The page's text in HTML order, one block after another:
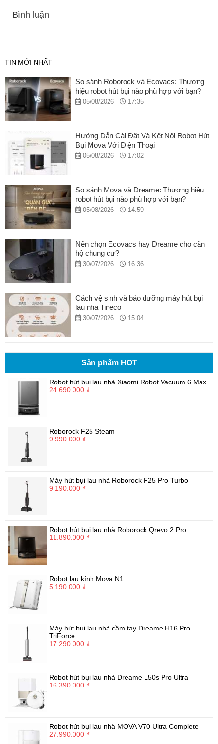
Bình luận
TIN MỚI NHẤT
So sánh Roborock và Ecovacs: Thương
hiệu robot hút bụi nào phù hợp với bạn?
05/08/2026 17:35
Hướng Dẫn Cài Đặt Và Kết Nối Robot Hút
Bụi Mova Với Điện Thoại
05/08/2026 17:02
So sánh Mova và Dreame: Thương hiệu
robot hút bụi nào phù hợp với bạn?
05/08/2026 14:59
Nên chọn Ecovacs hay Dreame cho căn
hộ chung cư?
30/07/2026 16:36
Cách vệ sinh và bảo dưỡng máy hút bụi
lau nhà Tineco
30/07/2026 15:04
Sản phẩm HOT
Robot hút bụi lau nhà Xiaomi Robot Vacuum 6 Max
24.690.000 ₫
Roborock F25 Steam
9.990.000 ₫
Máy hút bụi lau nhà Roborock F25 Pro Turbo
9.190.000 ₫
Robot hút bụi lau nhà Roborock Qrevo 2 Pro
11.890.000 ₫
Robot lau kính Mova N1
5.190.000 ₫
Máy hút bụi lau nhà cầm tay Dreame H16 Pro
TriForce
17.290.000 ₫
Robot hút bụi lau nhà Dreame L50s Pro Ultra
16.390.000 ₫
Robot hút bụi lau nhà MOVA V70 Ultra Complete
27.990.000 ₫